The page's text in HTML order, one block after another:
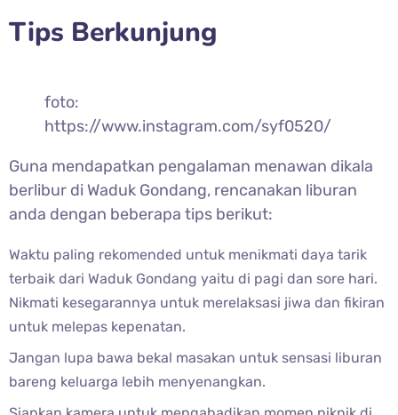
Tips Berkunjung
foto:
https://www.instagram.com/syf0520/
Guna mendapatkan pengalaman menawan dikala
berlibur di Waduk Gondang, rencanakan liburan
anda dengan beberapa tips berikut:
Waktu paling rekomended untuk menikmati daya tarik
terbaik dari Waduk Gondang yaitu di pagi dan sore hari.
Nikmati kesegarannya untuk merelaksasi jiwa dan fikiran
untuk melepas kepenatan.
Jangan lupa bawa bekal masakan untuk sensasi liburan
bareng keluarga lebih menyenangkan.